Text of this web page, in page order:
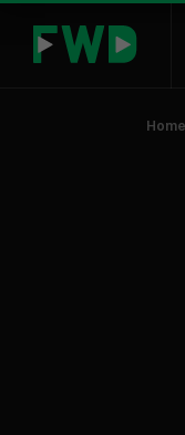
Home